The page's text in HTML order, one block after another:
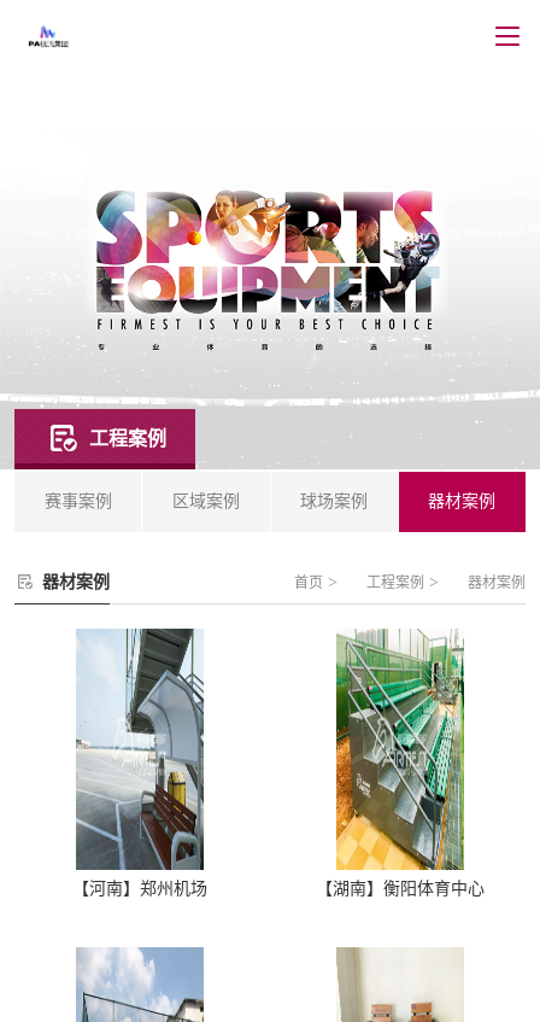
工程案例
赛事案例 区域案例 球场案例 器材案例
器材案例 首页 > 工程案例 > 器材案例
【河南】郑州机场 【湖南】衡阳体育中心